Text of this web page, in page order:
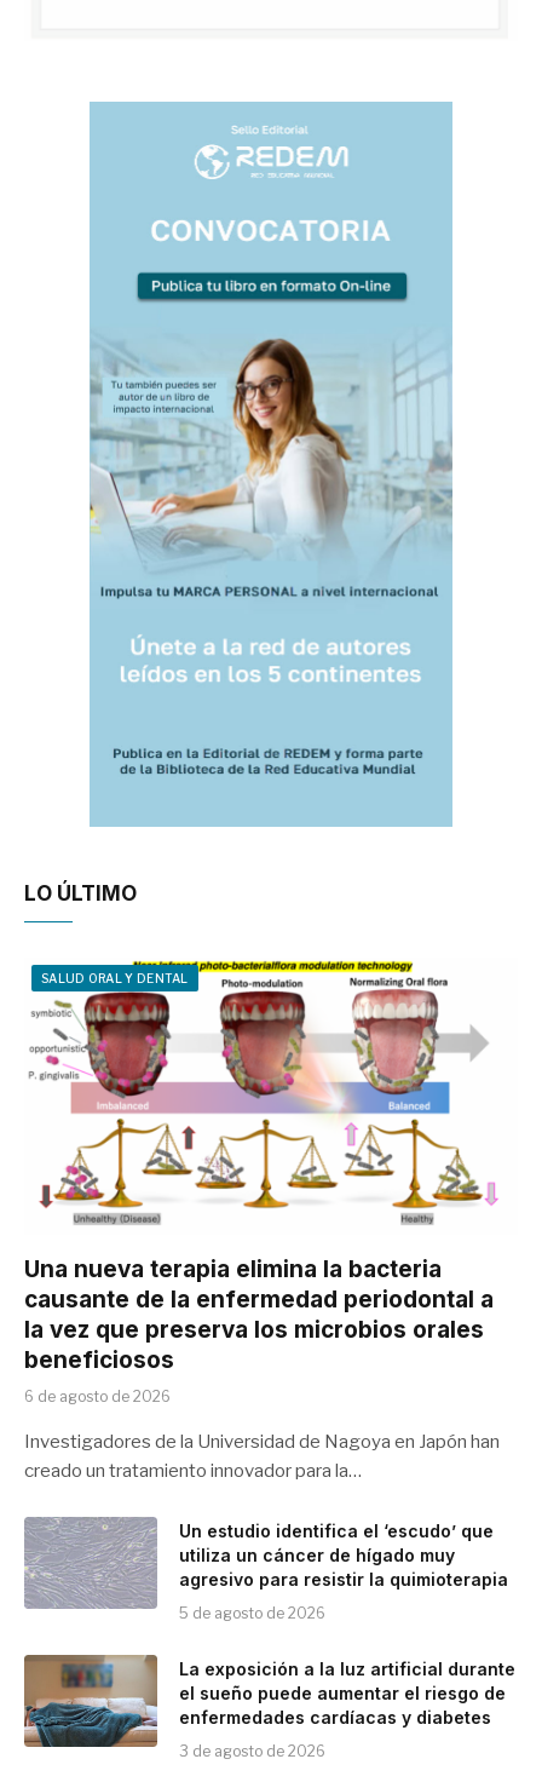
LO ÚLTIMO
SALUD ORAL Y DENTAL
Una nueva terapia elimina la bacteria
causante de la enfermedad periodontal a
la vez que preserva los microbios orales
beneficiosos
6 de agosto de 2026
Investigadores de la Universidad de Nagoya en Japón han
creado un tratamiento innovador para la…
Un estudio identifica el ‘escudo’ que
utiliza un cáncer de hígado muy
agresivo para resistir la quimioterapia
5 de agosto de 2026
La exposición a la luz artificial durante
el sueño puede aumentar el riesgo de
enfermedades cardíacas y diabetes
3 de agosto de 2026